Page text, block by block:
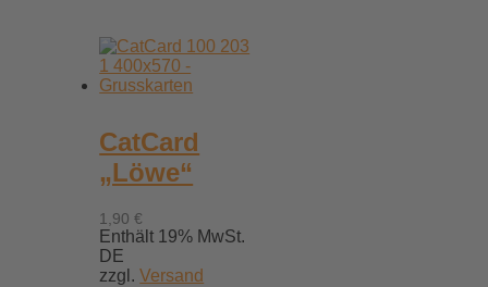
CatCard
„Löwe“
1,90€
Enthält 19% MwSt.
DE
zzgl.Versand